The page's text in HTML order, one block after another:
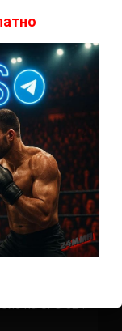
324:
324: время
324:
324:
на UFC 324: